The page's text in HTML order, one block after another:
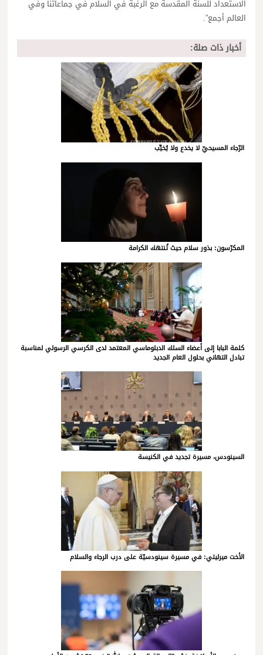
الاستعداد للسنة المقدسة مع الرغبة في السلام في جماعاتنا وفي
العالم أجمع”.
أخبار ذات صلة:
الرّجاء المسيحيّ لا يخدع ولا يُخيِّب
المكرّسون: بذور سلام حيث تُنتهك الكرامة
كلمة البابا إلى أعضاء السلك الدبلوماسي المعتمد لدى الكرسي الرسولي لمناسبة
تبادل التهاني بحلول العام الجديد
السينودس، مسيرة تجديد في الكنيسة
الأخت ميرليتي: في مسيرة سينودسيّة على درب الرجاء والسلام